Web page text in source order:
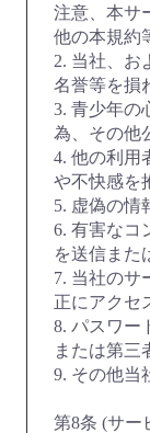
注意、本サ
他の本規約
2. 当社、お
名誉等を損
3. 青少年の
為、その他
4. 他の利用
や不快感を
5. 虚偽の情
6. 有害なコ
を送信また
7. 当社のサ
正にアクセ
8. パスワー
または第三
9. その他当
第8条 (サー